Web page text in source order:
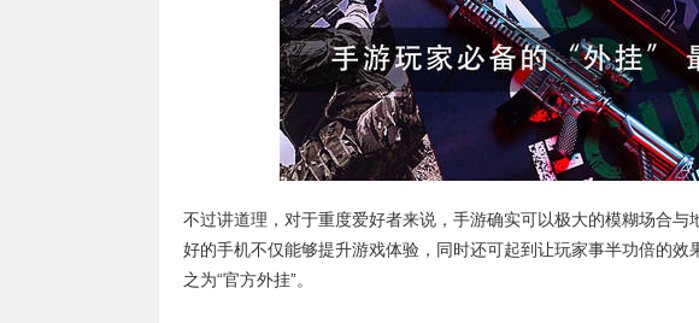
不过讲道理，对于重度爱好者来说，手游确实可以极大的模糊场合
好的手机不仅能够提升游戏体验，同时还可起到让玩家事半功倍的
之为“官方外挂”。